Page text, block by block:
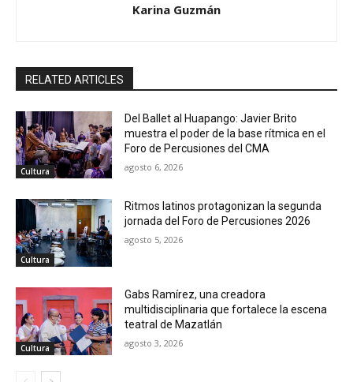
Karina Guzmán
RELATED ARTICLES
Cultura
Del Ballet al Huapango: Javier Brito
muestra el poder de la base rítmica en el
Foro de Percusiones del CMA
agosto 6, 2026
Cultura
Ritmos latinos protagonizan la segunda
jornada del Foro de Percusiones 2026
agosto 5, 2026
Cultura
Gabs Ramírez, una creadora
multidisciplinaria que fortalece la escena
teatral de Mazatlán
agosto 3, 2026